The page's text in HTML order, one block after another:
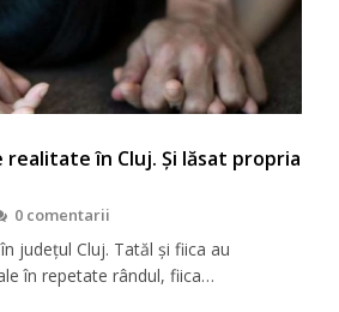
în Cluj. Și lăsat propria
0 comentarii
județul Cluj. Tatăl și fiica au
în repetate rândul, fiica…